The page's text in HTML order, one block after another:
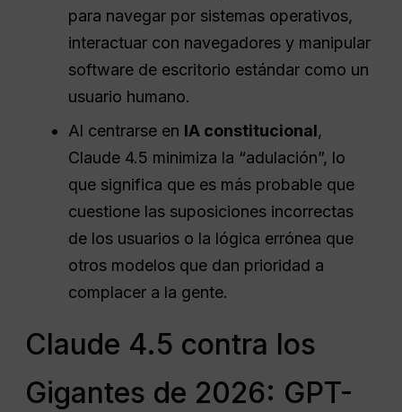
para navegar por sistemas operativos,
interactuar con navegadores y manipular
software de escritorio estándar como un
usuario humano.
Al centrarse en IA constitucional,
Claude 4.5 minimiza la “adulación”, lo
que significa que es más probable que
cuestione las suposiciones incorrectas
de los usuarios o la lógica errónea que
otros modelos que dan prioridad a
complacer a la gente.
Claude 4.5 contra los
Gigantes de 2026: GPT-